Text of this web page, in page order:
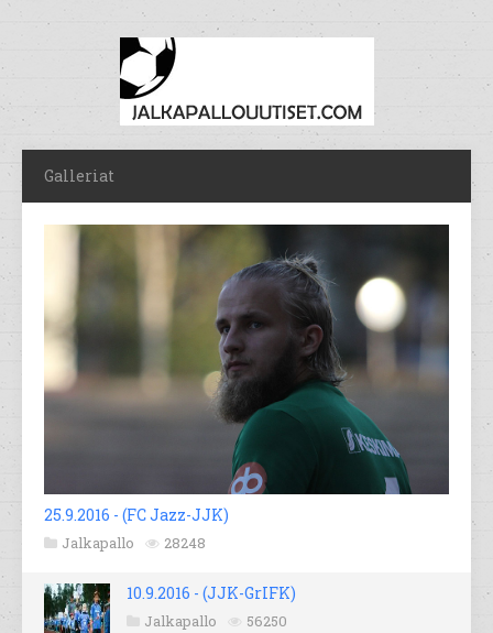
Galleriat
25.9.2016 - (FC Jazz-JJK)
Jalkapallo 28248
10.9.2016 - (JJK-GrIFK)
Jalkapallo 56250